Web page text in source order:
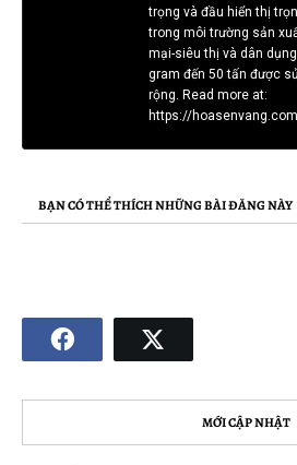
trọng và đầu hiển thị
trong môi trường sản
mại-siêu thị và dân
gram đến 50 tấn được
rộng. Read more at:
https://
BẠN CÓ THỂ THÍCH NHỮNG BÀI ĐĂNG NÀY
MỚI CẬP NHẬT